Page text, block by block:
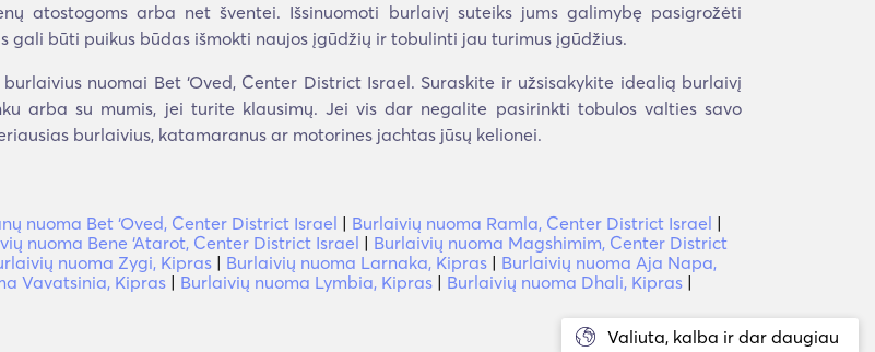
Valiuta, kalba ir dar daugiau
atostogoms arba net šventei. Išsinuomoti burlaivį suteiks jums galimybę pasigrožėti
gali būti puikus būdas išmokti naujos įgūdžių ir tobulinti jau turimus įgūdžius.
nuomai Bet ‘Oved, Center District Israel. Suraskite ir užsisakykite idealią burlaivį
arba su mumis, jei turite klausimų. Jei vis dar negalite pasirinkti tobulos valties savo
burlaivius, katamaranus ar motorines jachtas jūsų kelionei.
nuoma Bet ‘Oved, Center District Israel | Burlaivių nuoma Ramla, Center District Israel |
nuoma Bene ‘Atarot, Center District Israel | Burlaivių nuoma Magshimim, Center District
nuoma Zygi, Kipras | Burlaivių nuoma Larnaka, Kipras | Burlaivių nuoma Aja Napa,
Vavatsinia, Kipras | Burlaivių nuoma Lymbia, Kipras | Burlaivių nuoma Dhali, Kipras |